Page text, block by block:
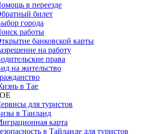
в переезде
билет
города
работы
банковской карты
на работу
права
на жительство
в Тае
для туристов
в Таиланд
карта
в Тайланде для туристов